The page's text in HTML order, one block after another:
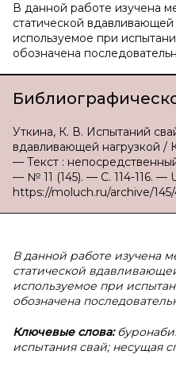
В данной работе изучена
статической
используемое при
обозначена
Уткина, К. В. Испытаний
вдавливающей нагрузкой /
— Текст :
— № 11 (145). — С. 114-116. —
https://moluch.ru/archive/145/
В данной работе изучена
статической
используемое при
обозначена
Ключевые слова:
испытания свай; несущая